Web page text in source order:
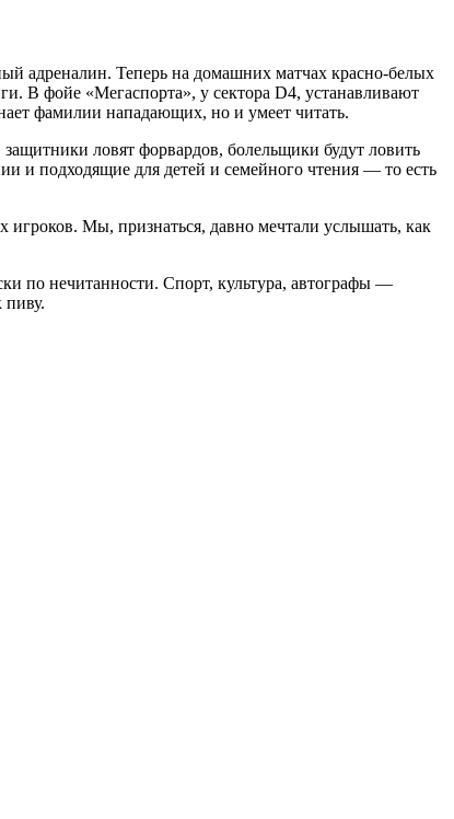
адреналин. Теперь на домашних матчах красно-белых
В фойе «Мегаспорта», у сектора D4, устанавливают
фамилии нападающих, но и умеет читать.
ловят форвардов, болельщики будут ловить
и подходящие для детей и семейного чтения — то есть
игроков. Мы, признаться, давно мечтали услышать, как
по нечитанности. Спорт, культура, автографы —
пиву.